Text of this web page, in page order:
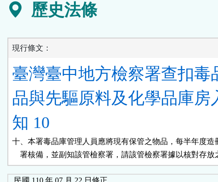
歷史法條
現行條文：
臺灣臺中地方檢察署查扣毒
品與先驅原料及化學品庫房
知 10
十、本署毒品庫管理人員應將現有保管之物品，每半年度造
署核備，並副知該管檢察署，請該管檢察署據以核對存放